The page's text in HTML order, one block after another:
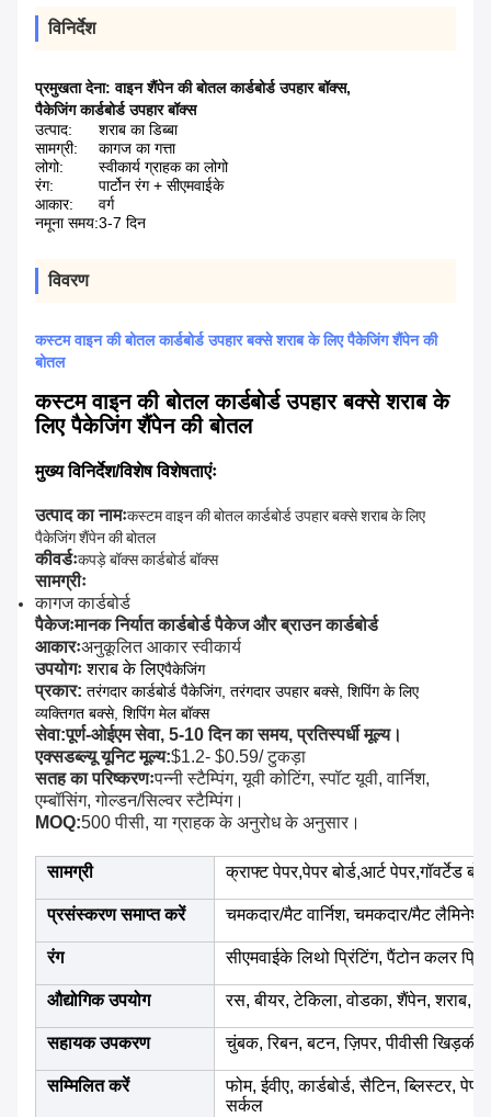
विनिर्देश
प्रमुखता देना:वाइन शैंपेन की बोतल कार्डबोर्ड उपहार बॉक्स,
पैकेजिंग कार्डबोर्ड उपहार बॉक्स
उत्पाद:
शराब का डिब्बा
सामग्री:
कागज का गत्ता
लोगो:
स्वीकार्य ग्राहक का लोगो
रंग:
पार्टोन रंग + सीएमवाईके
आकार:
वर्ग
नमूना समय:3-7 दिन
विवरण
कस्टम वाइन की बोतल कार्डबोर्ड उपहार बक्से शराब के लिए पैकेजिंग शैंपेन की
बोतल
कस्टम वाइन की बोतल कार्डबोर्ड उपहार बक्से शराब के
लिए पैकेजिंग शैंपेन की बोतल
मुख्य विनिर्देश/विशेष विशेषताएंः
उत्पाद का नामःकस्टम वाइन की बोतल कार्डबोर्ड उपहार बक्से शराब के लिए
पैकेजिंग शैंपेन की बोतल
कीवर्डःकपड़े बॉक्स कार्डबोर्ड बॉक्स
सामग्रीः
कागज कार्डबोर्ड
पैकेजःमानक निर्यात कार्डबोर्ड पैकेज और ब्राउन कार्डबोर्ड
आकारःअनुकूलित आकार स्वीकार्य
उपयोगः शराब के लिएपैकेजिंग
प्रकार: तरंगदार कार्डबोर्ड पैकेजिंग, तरंगदार उपहार बक्से, शिपिंग के लिए
व्यक्तिगत बक्से, शिपिंग मेल बॉक्स
सेवा:पूर्ण-ओईएम सेवा, 5-10 दिन का समय, प्रतिस्पर्धी मूल्य।
एक्सडब्ल्यू यूनिट मूल्य:$1.2- $0.59/ टुकड़ा
सतह का परिष्करणःपन्नी स्टैम्पिंग, यूवी कोटिंग, स्पॉट यूवी, वार्निश,
एम्बॉसिंग, गोल्डन/सिल्वर स्टैम्पिंग।
MOQ:500 पीसी, या ग्राहक के अनुरोध के अनुसार।
सामग्री क्राफ्ट पेपर,पेपर बोर्ड,आर्ट पेपर,गॉवर्टेड
प्रसंस्करण समाप्त करें चमकदार/मैट वार्निश, चमकदार/मैट
रंग सीएमवाईके लिथो प्रिंटिंग, पैंटोन कलर
औद्योगिक उपयोग रस, बीयर, टेकिला, वोडका, शैंपेन, शराब,
सहायक उपकरण चुंबक, रिबन, बटन, ज़िपर, पीवीसी
सम्मिलित करें
फोम, ईवीए, कार्डबोर्ड, सैटिन, ब्लिस्टर,
सर्कल